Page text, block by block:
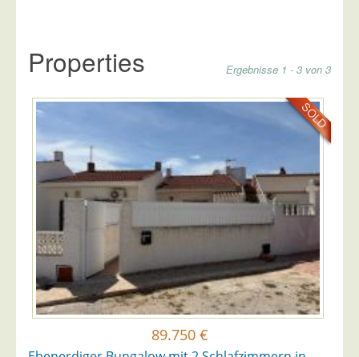
Properties Ergebnisse 1 - 3 von 3
89.750 €